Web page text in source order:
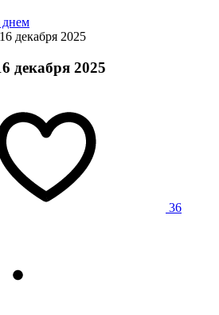
днем
декабря 2025
декабря 2025
36